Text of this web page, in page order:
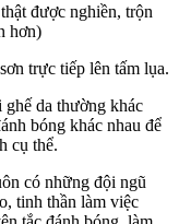
được nghiền, trộn
hơn)
trực tiếp lên tấm lụa.
ghế da thường khác
bóng khác nhau để
cụ thể.
có những đội ngũ
tinh thần làm việc